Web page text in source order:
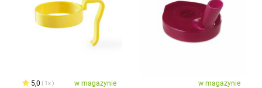
5,0 1x w magazynie w magazynie